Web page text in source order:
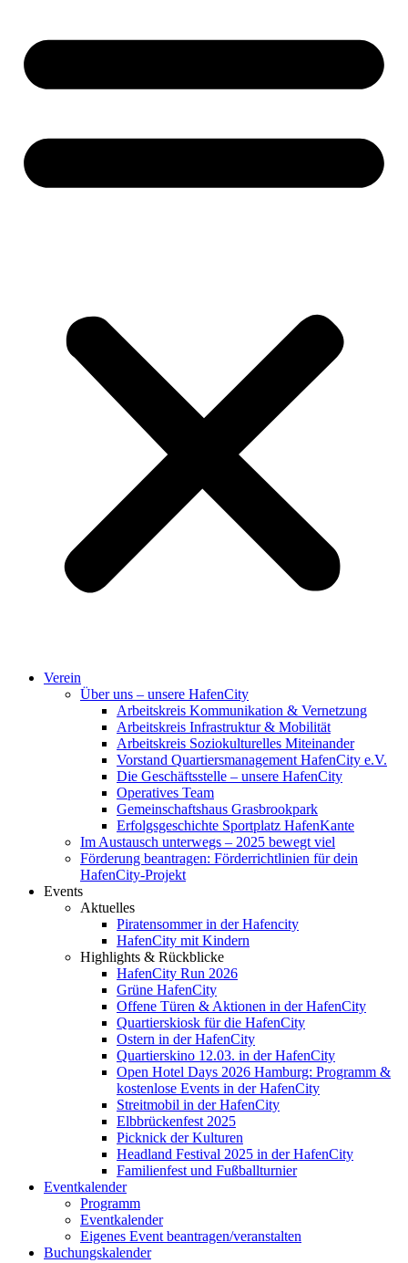
Verein
Über uns – unsere HafenCity
Arbeitskreis Kommunikation & Vernetzung
Arbeitskreis Infrastruktur & Mobilität
Arbeitskreis Soziokulturelles Miteinander
Vorstand Quartiersmanagement HafenCity e.V.
Die Geschäftsstelle – unsere HafenCity
Operatives Team
Gemeinschaftshaus Grasbrookpark
Erfolgsgeschichte Sportplatz HafenKante
Im Austausch unterwegs – 2025 bewegt viel
Förderung beantragen: Förderrichtlinien für dein
HafenCity-Projekt
Events
Aktuelles
Piratensommer in der Hafencity
HafenCity mit Kindern
Highlights & Rückblicke
HafenCity Run 2026
Grüne HafenCity
Offene Türen & Aktionen in der HafenCity
Quartierskiosk für die HafenCity
Ostern in der HafenCity
Quartierskino 12.03. in der HafenCity
Open Hotel Days 2026 Hamburg: Programm &
kostenlose Events in der HafenCity
Streitmobil in der HafenCity
Elbbrückenfest 2025
Picknick der Kulturen
Headland Festival 2025 in der HafenCity
Familienfest und Fußballturnier
Eventkalender
Programm
Eventkalender
Eigenes Event beantragen/veranstalten
Buchungskalender